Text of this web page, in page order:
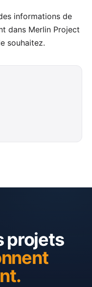
informations de
dans Merlin Project
souhaitez.
projets